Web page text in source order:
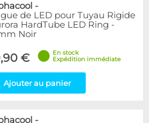
-
de LED pour Tuyau Rigide
HardTube LED Ring -
Noir
€
En stock
Expédition immédiate
Ajouter au panier
-